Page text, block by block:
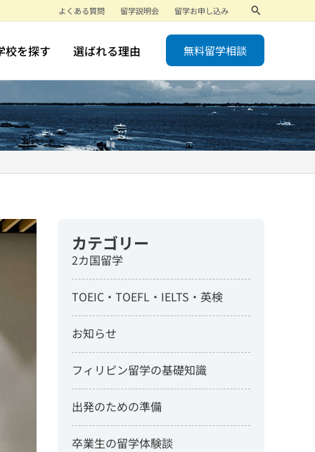
よくある質問 留学説明会 留学お申し込み
検
索
校を探す 選ばれる理由 無料留学相談
カテゴリー
2カ国留学
TOEIC・TOEFL・IELTS・英検
お知らせ
フィリピン留学の基礎知識
出発のための準備
卒業生の留学体験談